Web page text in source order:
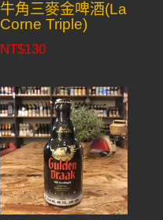
牛角三麥金啤酒(La
Corne Triple)
NT$130